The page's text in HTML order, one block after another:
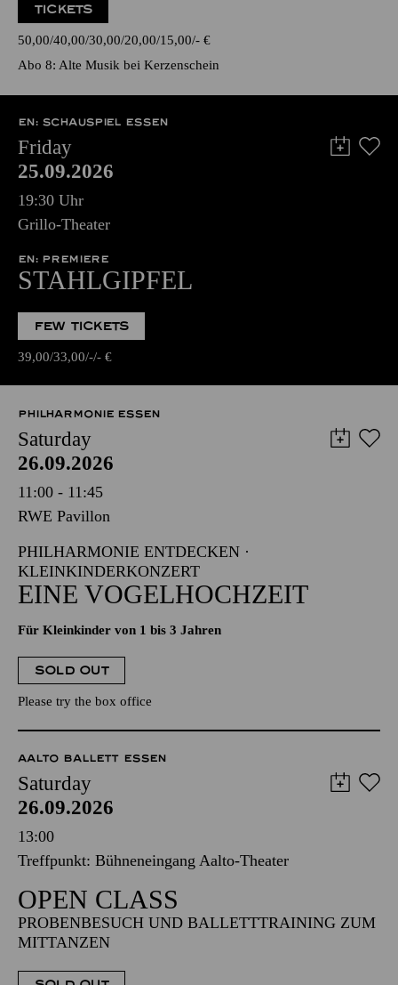
TICKETS
50,00 40,00 30,00 20,00 15,00 - €
Abo 8: Alte Musik bei Kerzenschein
EN: SCHAUSPIEL ESSEN
Friday
25.09.2026
19:30 Uhr
Grillo-Theater
EN: PREMIERE
STAHLGIPFEL
FEW TICKETS
39,00 33,00 - - €
PHILHARMONIE ESSEN
Saturday
26.09.2026
11:00 - 11:45
RWE Pavillon
PHILHARMONIE ENTDECKEN ·
KLEINKINDERKONZERT
EINE VOGELHOCHZEIT
Für Kleinkinder von 1 bis 3 Jahren
SOLD OUT
Please try the box office
AALTO BALLETT ESSEN
Saturday
26.09.2026
13:00
Treffpunkt: Bühneneingang Aalto-Theater
OPEN CLASS
PROBENBESUCH UND BALLETTTRAINING ZUM
MITTANZEN